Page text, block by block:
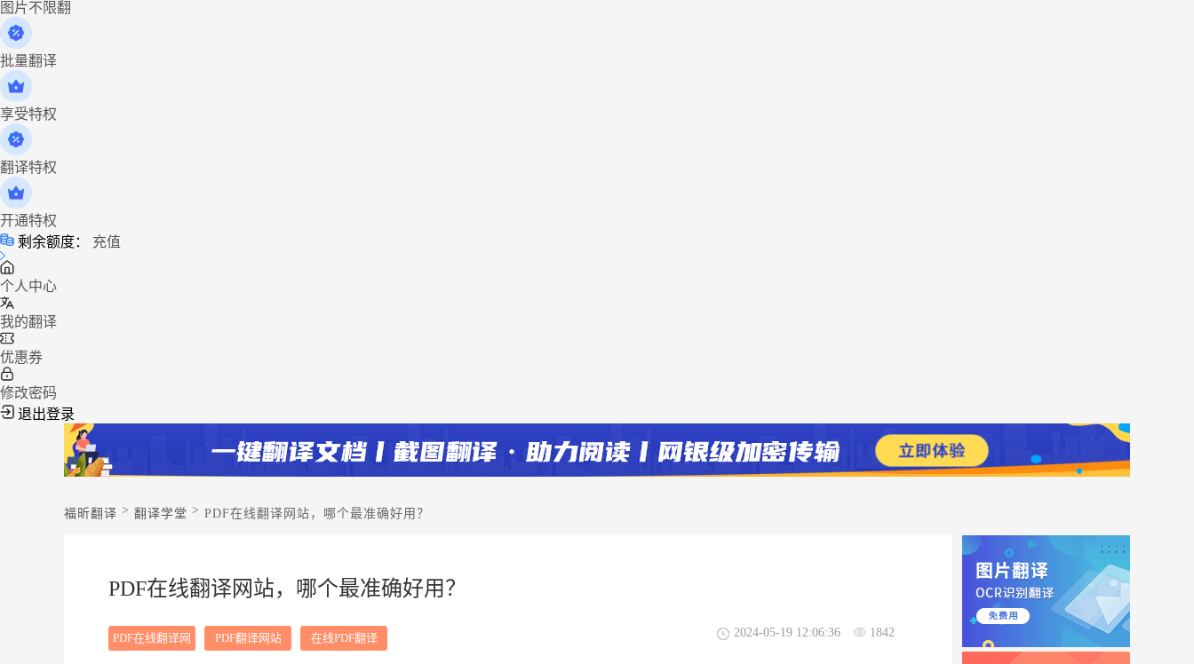
图片不限翻
批量翻译
享受特权
翻译特权
开通特权
剩余额度：
充值
个人中心
我的翻译
优惠券
修改密码
退出登录
福昕翻译 > 翻译学堂 > PDF在线翻译网站，哪个最准确好用？
PDF在线翻译网站，哪个最准确好用？
PDF在线翻译网
PDF翻译网站 在线PDF翻译 1842
2024-05-19 12:06:36